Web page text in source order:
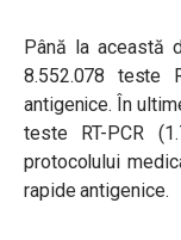
Până la această
8.552.078 teste
antigenice. În
teste RT-PCR
protocolului
rapide antigenice.